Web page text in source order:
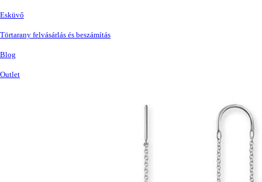
Esküvő
Törtarany felvásárlás és beszámítás
Blog
Outlet